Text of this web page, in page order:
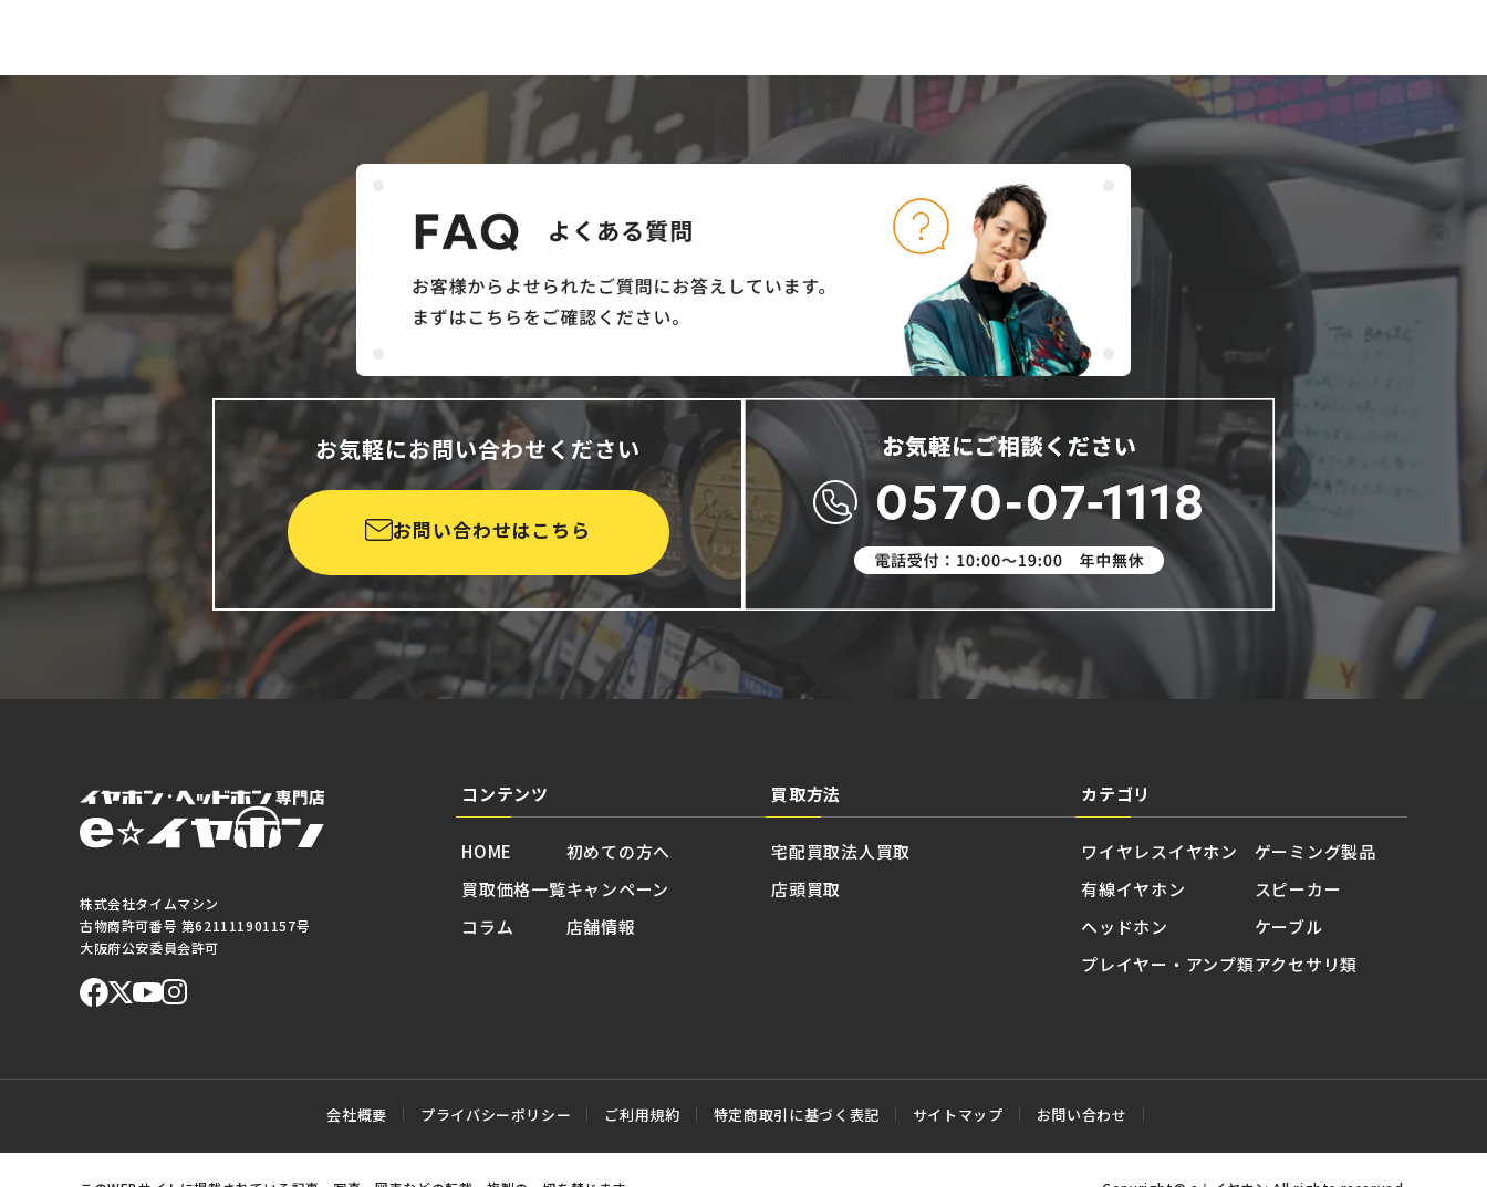
お気軽にお問い合わせください
お問い合わせはこちら
株式会社タイムマシン
古物商許可番号 第621111901157号
大阪府公安委員会許可
コンテンツ
HOME
買取価格一覧
コラム
初めての方へ
キャンペーン
店舗情報
買取方法
宅配買取
店頭買取
法人買取
カテゴリ
ワイヤレスイヤホン
有線イヤホン
ヘッドホン
プレイヤー・アンプ類
ゲーミング製品
スピーカー
ケーブル
アクセサリ類
会社概要 プライバシーポリシー ご利用規約 特定商取引に基づく表記 サイトマップ お問い合わせ